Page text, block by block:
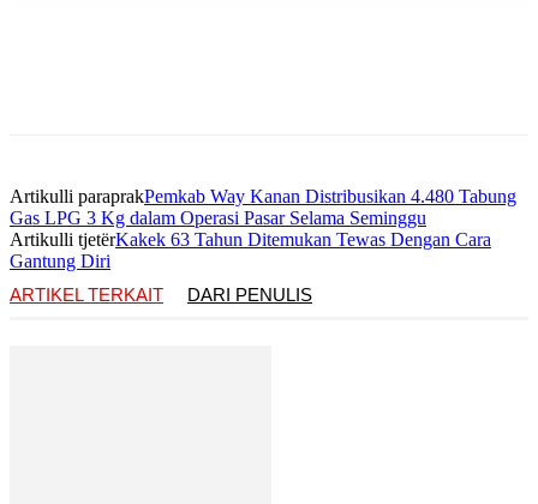
Artikulli paraprakPemkab Way Kanan Distribusikan 4.480 Tabung
Gas LPG 3 Kg dalam Operasi Pasar Selama Seminggu
Artikulli tjetërKakek 63 Tahun Ditemukan Tewas Dengan Cara
Gantung Diri
ARTIKEL TERKAIT
DARI PENULIS